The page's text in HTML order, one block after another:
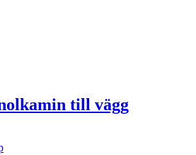
till vägg